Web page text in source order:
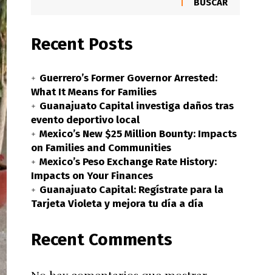
Recent Posts
Guerrero’s Former Governor Arrested:
What It Means for Families
Guanajuato Capital investiga daños tras
evento deportivo local
Mexico’s New $25 Million Bounty: Impacts
on Families and Communities
Mexico’s Peso Exchange Rate History:
Impacts on Your Finances
Guanajuato Capital: Regístrate para la
Tarjeta Violeta y mejora tu día a día
Recent Comments